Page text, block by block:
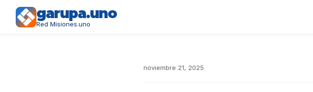
garupa.uno
Red Misiones.uno
noviembre 21, 2025